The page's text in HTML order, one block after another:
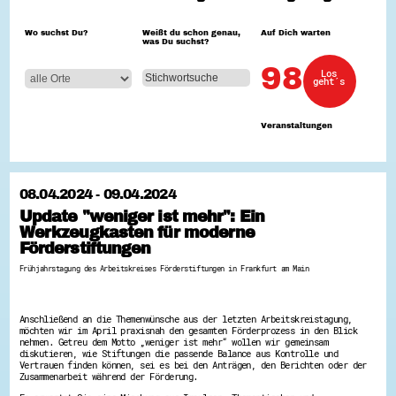
Zeig uns dein Ehrenamt
Wettbewerb | Trikotwettbewerb
Wettbewerb | 80 Jahre Hessen - Engagement
Ausgezeichnete Projekte
Gestalte dein Ehrenamt
Ehrenamts-Card Hessen
Engagement-Lotsen
Crowdfunding - Viele schaffen mehr
Förderprogramme
Freiwilligenmanagement
Zeugnisbeiblatt
Service-Learning
Mach dich schlau
GEMA-Pakt
Wo suchst Du?
Weißt du schon genau,
was Du suchst?
Auf Dich warten
98
Veranstaltungen
Los
geht´s
08.04.2024 - 09.04.2024
Update "weniger ist mehr": Ein
Werkzeugkasten für moderne
Förderstiftungen
Frühjahrstagung des Arbeitskreises Förderstiftungen in Frankfurt am Main
Anschließend an die Themenwünsche aus der letzten Arbeitskreistagung,
möchten wir im April praxisnah den gesamten Förderprozess in den Blick
nehmen. Getreu dem Motto „weniger ist mehr“ wollen wir gemeinsam
diskutieren, wie Stiftungen die passende Balance aus Kontrolle und
Vertrauen finden können, sei es bei den Anträgen, den Berichten oder der
Zusammenarbeit während der Förderung.